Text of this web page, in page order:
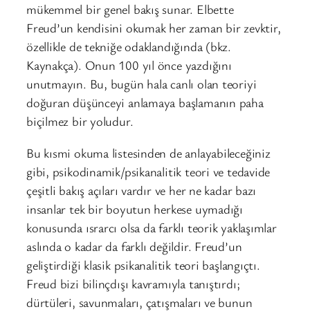
mükemmel bir genel bakış sunar. Elbette
Freud’un kendisini okumak her zaman bir zevktir,
özellikle de tekniğe odaklandığında (bkz.
Kaynakça). Onun 100 yıl önce yazdığını
unutmayın. Bu, bugün hala canlı olan teoriyi
doğuran düşünceyi anlamaya başlamanın paha
biçilmez bir yoludur.
Bu kısmi okuma listesinden de anlayabileceğiniz
gibi, psikodinamik/psikanalitik teori ve tedavide
çeşitli bakış açıları vardır ve her ne kadar bazı
insanlar tek bir boyutun herkese uymadığı
konusunda ısrarcı olsa da farklı teorik yaklaşımlar
aslında o kadar da farklı değildir. Freud’un
geliştirdiği klasik psikanalitik teori başlangıçtı.
Freud bizi bilinçdışı kavramıyla tanıştırdı;
dürtüleri, savunmaları, çatışmaları ve bunun